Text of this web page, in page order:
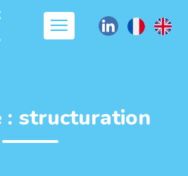
: structuration